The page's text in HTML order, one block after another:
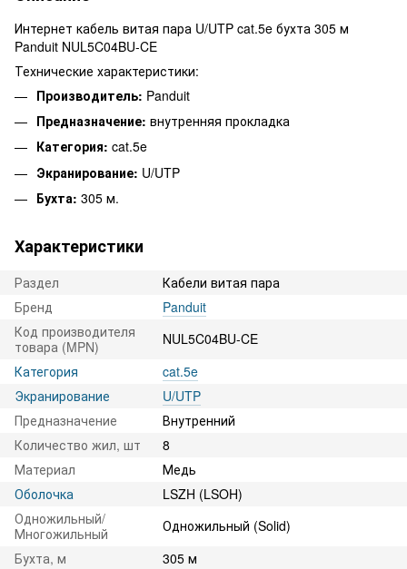
Интернет кабель витая пара U/UTP cat.5e бухта 305 м
Panduit NUL5C04BU-CE
Технические характеристики:
Производитель: Panduit
Предназначение: внутренняя прокладка
Категория: cat.5e
Экранирование: U/UTP
Бухта: 305 м.
Характеристики
Раздел
Кабели витая пара
Бренд
Panduit
Код производителя
товара (MPN)
NUL5C04BU-CE
Категория
cat.5e
Экранирование
U/UTP
Предназначение
Внутренний
Количество жил, шт
8
Материал
Медь
Оболочка
LSZH (LSOH)
Одножильный/
Многожильный
Одножильный (Solid)
Бухта, м
305 м